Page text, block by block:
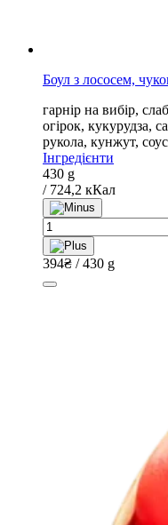
Боул з лососем,
гарнір на вибір,
огірок, кукурудза,
рукола, кунжут,
Інгредієнти
430 g
/ 724,2 кКал
Боул
з
лососем,
чукою
та
394₴ / 430 g